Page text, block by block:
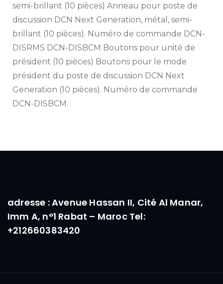
semi-brillant (10 pièces) Anneau pour poste de
discussion DCN Next Generation, métal, semi-
brillant (10 pièces). Numéro de commande DCN-
DISRMS DCN-DISBCM Boutons pour unité de
président (10 pièces) Boutons pour le mode
président du poste de discussion DCN Next
Generation (10 pièces). Numéro de commande
DCN-DISBCM.
adresse : Avenue Hassan II, Cité Al Manar,
Imm A, n°1 Rabat – Maroc Tel:
+212660383420